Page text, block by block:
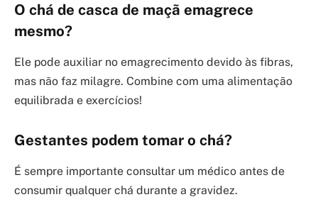
O chá de casca de maçã emagrece
mesmo?
Ele pode auxiliar no emagrecimento devido às fibras,
mas não faz milagre. Combine com uma alimentação
equilibrada e exercícios!
Gestantes podem tomar o chá?
É sempre importante consultar um médico antes de
consumir qualquer chá durante a gravidez.